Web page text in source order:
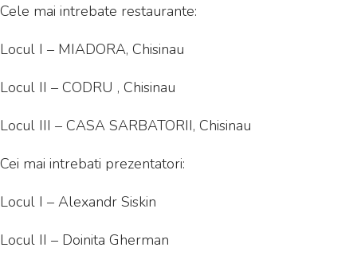
Cele mai intrebate restaurante:
Locul I – MIADORA, Chisinau
Locul II – CODRU , Chisinau
Locul III – CASA SARBATORII, Chisinau
Cei mai intrebati prezentatori:
Locul I – Alexandr Siskin
Locul II – Doinita Gherman